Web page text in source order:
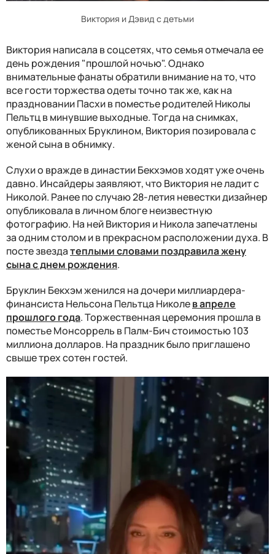
Виктория и Дэвид с детьми
Виктория написала в соцсетях, что семья отмечала ее
день рождения "прошлой ночью". Однако
внимательные фанаты обратили внимание на то, что
все гости торжества одеты точно так же, как на
праздновании Пасхи в поместье родителей Николы
Пельтц в минувшие выходные. Тогда на снимках,
опубликованных Бруклином, Виктория позировала с
женой сына в обнимку.
Слухи о вражде в династии Бекхэмов ходят уже очень
давно. Инсайдеры заявляют, что Виктория не ладит с
Николой. Ранее по случаю 28-летия невестки дизайнер
опубликовала в личном блоге неизвестную
фотографию. На ней Виктория и Никола запечатлены
за одним столом и в прекрасном расположении духа. В
посте звездатеплыми словами поздравила жену
сына с днем рождения.
Бруклин Бекхэм женился на дочери миллиардера-
финансиста Нельсона Пельтца Николев апреле
прошлого года. Торжественная церемония прошла в
поместье Монсоррель в Палм-Бич стоимостью 103
миллиона долларов. На праздник было приглашено
свыше трех сотен гостей.